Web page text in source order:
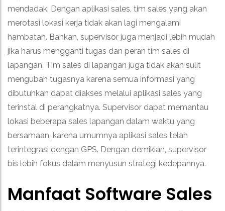
mendadak. Dengan aplikasi sales, tim sales yang akan
merotasi lokasi kerja tidak akan lagi mengalami
hambatan. Bahkan, supervisor juga menjadi lebih mudah
jika harus mengganti tugas dan peran tim sales di
lapangan. Tim sales di lapangan juga tidak akan sulit
mengubah tugasnya karena semua informasi yang
dibutuhkan dapat diakses melalui aplikasi sales yang
terinstal di perangkatnya. Supervisor dapat memantau
lokasi beberapa sales lapangan dalam waktu yang
bersamaan, karena umumnya aplikasi sales telah
terintegrasi dengan GPS. Dengan demikian, supervisor
bis lebih fokus dalam menyusun strategi kedepannya.
Manfaat Software Sales